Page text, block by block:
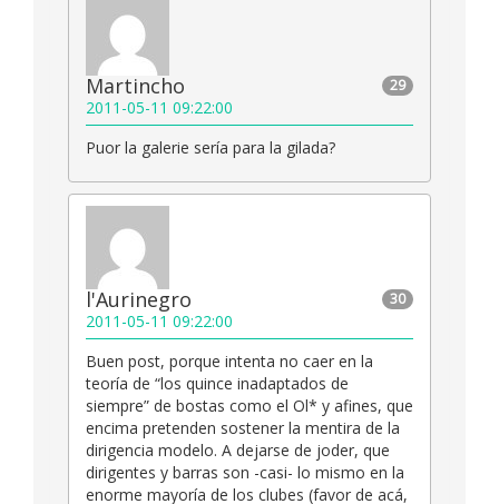
29
Martincho
2011-05-11 09:22:00
Puor la galerie sería para la gilada?
30
l'Aurinegro
2011-05-11 09:22:00
Buen post, porque intenta no caer en la
teoría de “los quince inadaptados de
siempre” de bostas como el Ol* y afines, que
encima pretenden sostener la mentira de la
dirigencia modelo. A dejarse de joder, que
dirigentes y barras son -casi- lo mismo en la
enorme mayoría de los clubes (favor de acá,